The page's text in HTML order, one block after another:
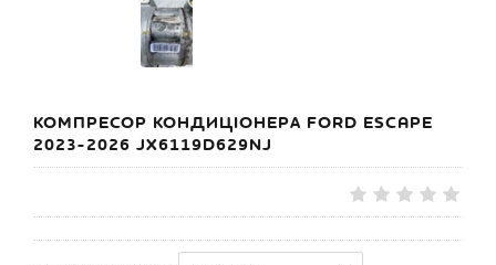
КОМПРЕСОР КОНДИЦІОНЕРА FORD ESCAPE
2023-2026 JX6119D629NJ